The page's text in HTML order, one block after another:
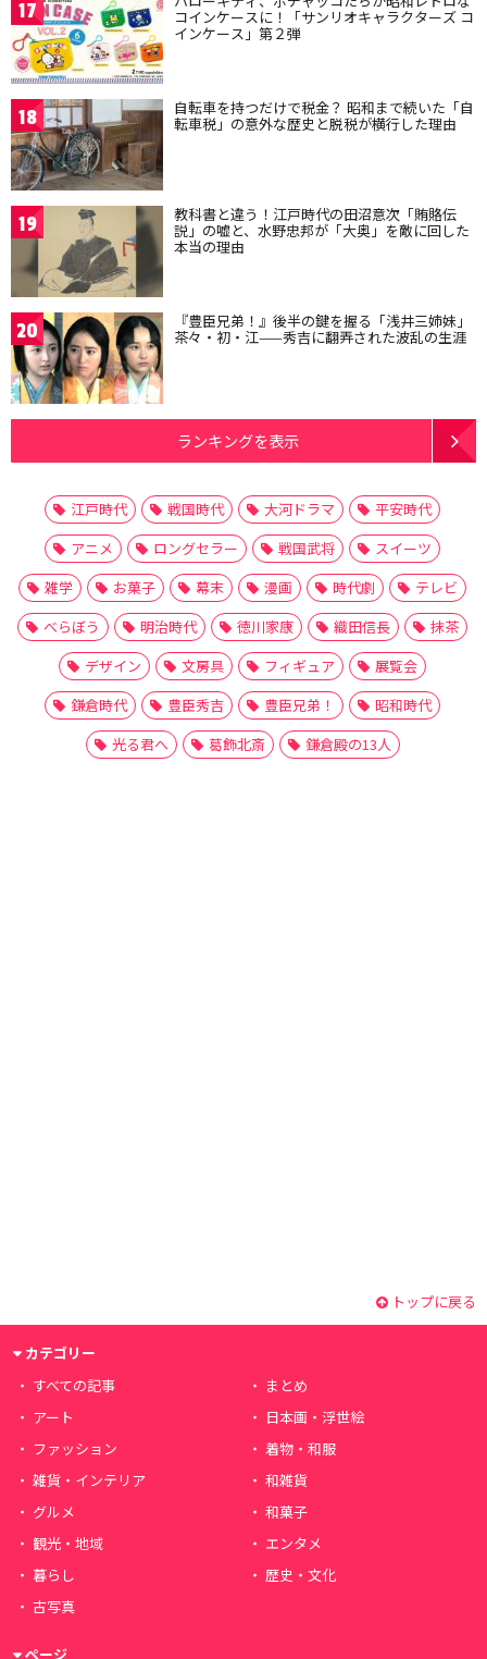
17 コインケースに！「サンリオキャラクターズ コ
インケース」第２弾
18 自転車を持つだけで税金？ 昭和まで続いた「自
転車税」の意外な歴史と脱税が横行した理由
19 教科書と違う！江戸時代の田沼意次「賄賂伝
説」の嘘と、水野忠邦が「大奥」を敵に回した
本当の理由
20 『豊臣兄弟！』後半の鍵を握る「浅井三姉妹」
茶々・初・江——秀吉に翻弄された波乱の生涯
ランキングを表示
江戸時代 戦国時代 大河ドラマ
平安時代
アニメ
ロングセラー 戦国武将
スイーツ
雑学
お菓子 幕末 漫画 時代劇
テレビ
べらぼう
明治時代 徳川家康 織田信長
抹茶
デザイン
文房具 フィギュア
展覧会
鎌倉時代
豊臣秀吉 豊臣兄弟！
昭和時代
光る君へ
葛飾北斎 鎌倉殿の13人
トップに戻る
カテゴリー
すべての記事
まとめ
アート
日本画・浮世絵
ファッション
着物・和服
雑貨・インテリア
和雑貨
グルメ
和菓子
観光・地域
エンタメ
暮らし
歴史・文化
古写真
ページ